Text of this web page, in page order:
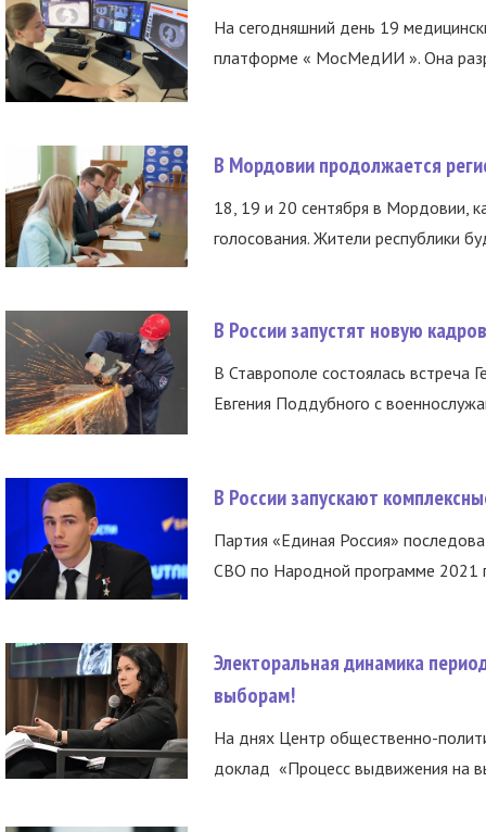
На сегодняшний день 19
платформе « МосМедИИ ». Она
В Мордовии продолжается
18, 19 и 20 сентября в Мордовии,
голосования. Жители республики
В России запустят новую
В Ставрополе состоялась встреча
Евгения Поддубного с
В России запускают
Партия «Единая Россия»
СВО по Народной программе 2021
Электоральная динамика
выборам!
На днях Центр общественно-
доклад «Процесс выдвижения на